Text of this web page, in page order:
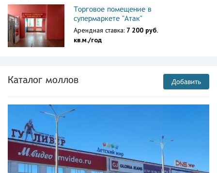
Торговое помещение в
супермаркете "Атак"
Арендная ставка: 7 200 руб.
кв.м./год
Каталог моллов Добавить